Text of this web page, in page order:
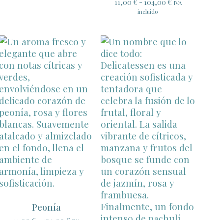
11,00 € - 104,00 €
11,00 €
hasta
IVA
incluido
Peonía